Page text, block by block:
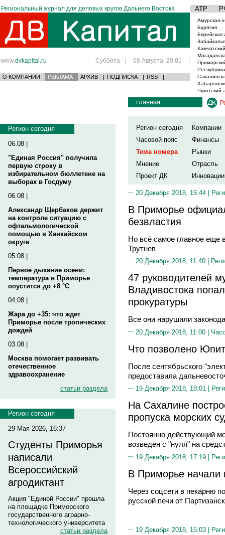
Региональный журнал для деловых кругов Дальнего Востока АТР
www.dvkapital.ru Суббота | 08 Августа, 20:01 |
О КОМПАНИИ РЕКЛАМА АРХИВ | ПОДПИСКА | RSS |
Амурская
Бурятия
Еврейская
Чукотский
Регион сегодня
06.08 |
"Единая Россия" получила
первую строку в
избирательном бюллетене на
выборах в Госдуму
06.08 |
Александр Щербаков держит
на контроле ситуацию с
офтальмологической
помощью в Ханкайском
округе
05.08 |
Первое дыхание осени:
температура в Приморье
опустится до +8 °C
04.08 |
Жара до +35: что ждет
Приморье после тропических
дождей
03.08 |
Москва помогает развивать
отечественное
здравоохранение
статьи раздела
Регион сегодня
29 Мая 2026, 16:37
Студенты Приморья
написали
Всероссийский
агродиктант
Акция "Единой России" прошла
на площадке Приморского
государственного аграрно-
технологического университета
статьи раздела
главная
Регион сегодня
Компании
Часовой пояс
Финансы
Тема номера
Рынки
Мнение
Отрасль
Проект ДК
Инновации
20 Декабря 2018, 15:44 |
В Приморье
безвластия
Но всё самое главное
Трутнев
20 Декабря 2018, 11:40 |
47 руководителей
Владивостока
прокуратуры
Все они нарушили
20 Декабря 2018, 11:00 |
Что позволено
После сентябрьского
предоставила
19 Декабря 2018, 18:01 |
На Сахалине
пропуска морских
Постоянно действующий
возведен с "нуля" на
19 Декабря 2018, 17:19 |
В Приморье начали
Через соцсети в пекарню
русской печи от
19 Декабря 2018, 15:03 |